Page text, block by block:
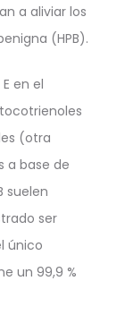
a aliviar los
(HPB).
en el
(otra
a base de
suelen
ser
único
un 99,9 %